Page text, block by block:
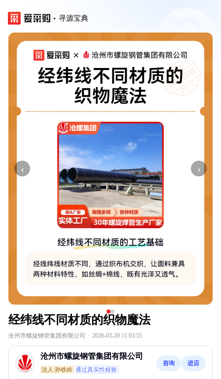
寻源宝典
‹ ›
经纬线不同材质的织物魔法
沧州市螺旋钢管集团有限公司 · 2026-03-20 11:03:55
沧州市螺旋钢管集团有限公司
法人:孙铁岭 通过真实性核验
咨询 进店